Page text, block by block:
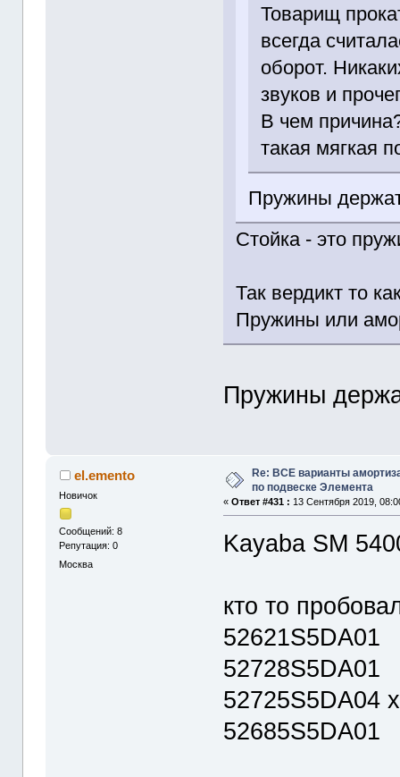
Товарищ
всегда
оборот.
звуков и
В чем
такая мягкая
Пружины
Стойка - это
Так вердикт то
Пружины или
Пружины
el.emento
Новичок
Сообщений: 8
Репутация: 0
Москва
Re: ВСЕ варианты
по подвеске Элемента
«Ответ #431 : 13 Сентября 2019,
Kayaba SM
кто то
52621S5DA01
52728S5DA01
52725S5DA04
52685S5DA01